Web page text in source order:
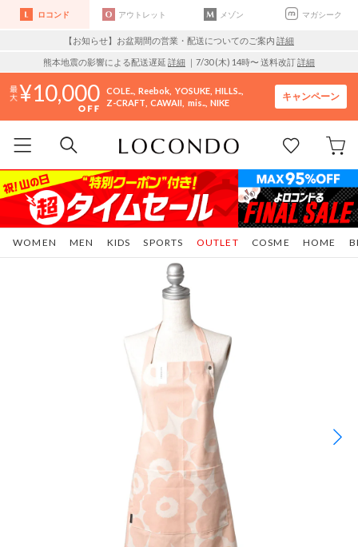
ロコンド アウトレット メゾン マガシーク
【お知らせ】お盆期間の営業・配送についてのご案内 詳細
熊本地震の影響による配送遅延 詳細 ｜7/30 (木) 14時〜 送料改訂詳細
10,000 COLE.. Reebok YOSUKE HILLS..
Z-CRAFT CAWAII mis.. NIKE
キャンペーン
WOMEN MEN KIDS SPORTS COSME HOME
OUTLET